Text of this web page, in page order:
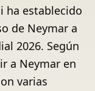
ha establecido
de Neymar a
2026. Según
a Neymar en
varias